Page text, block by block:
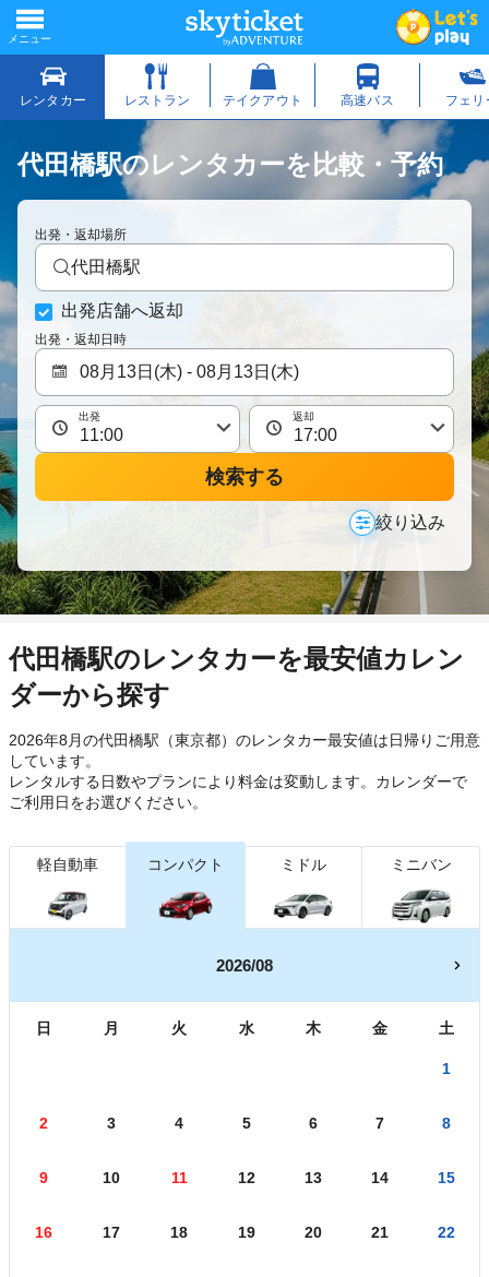
代田橋駅のレンタカーを比較・予約
出発・返却場所
代田橋駅
出発店舗へ返却
出発・返却日時
出発 返却
検索する
絞り込み
代田橋駅のレンタカーを最安値カレン
ダーから探す
2026年8月の代田橋駅（東京都）のレンタカー最安値は日帰り ご用意
しています。
レンタルする日数やプランにより料金は変動します。カレンダーで
ご利用日をお選びください。
軽自動車 コンパクト ミドル ミニバン
2026/08
日 月 火 水 木 金 土
1
2 3 4 5 6 7 8
9 10 11 12 13 14 15
16 17 18 19 20 21 22